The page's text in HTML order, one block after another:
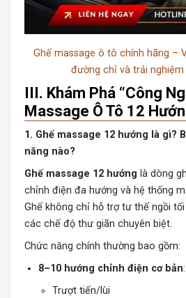
Ghế massage ô tô chính hãng –
đường chỉ và trải
III. Khám Phá “Công
Massage Ô Tô 12
1. Ghế massage 12 hướng là gì?
năng nào?
Ghế massage 12 hướng là dòng
chỉnh điện đa hướng và hệ thống
Ghế không chỉ hỗ trợ tư thế ngồi
các chế độ thư giãn chuyên biệt.
Chức năng chính thường bao gồm:
8–10 hướng chỉnh điện cơ bản:
Trượt tiến/lùi